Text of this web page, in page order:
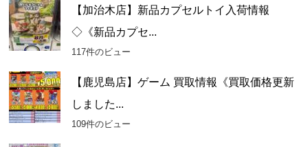
【加治木店】新品カプセルトイ入荷情報
◇《新品カプセ...
117件のビュー
【鹿児島店】ゲーム 買取情報《買取価格更新
しました...
109件のビュー